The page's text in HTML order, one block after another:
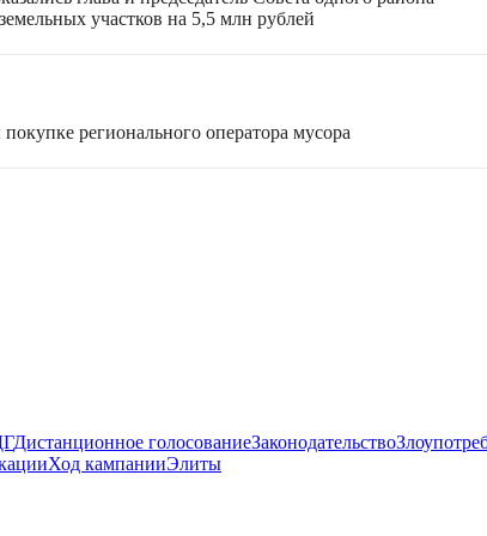
участков на 5,5 млн рублей
регионального оператора мусора
Дистанционное голосованиеЗаконодательство
Ход кампанииЭлиты